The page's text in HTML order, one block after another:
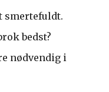
smertefuldt.
bedst?
nødvendig i